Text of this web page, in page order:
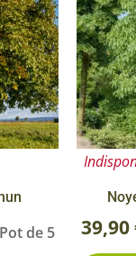
de 5
produit
a
plusieurs
variations.
Les
options
peuvent
choisies
39,90